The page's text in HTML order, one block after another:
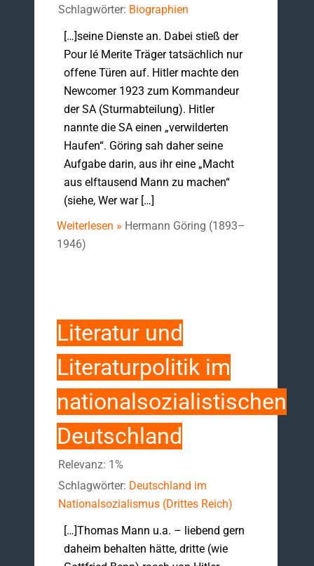
Schlagwörter: Biographien
[…]seine Dienste an. Dabei stieß der
Pour lé Merite Träger tatsächlich nur
offene Türen auf. Hitler machte den
Newcomer 1923 zum Kommandeur
der SA (Sturmabteilung). Hitler
nannte die SA einen „verwilderten
Haufen“. Göring sah daher seine
Aufgabe darin, aus ihr eine „Macht
aus elftausend Mann zu machen“
(siehe, Wer war […]
Weiterlesen » Hermann Göring (1893–
1946)
Literatur und
Literaturpolitik im
nationalsozialistischen
Deutschland
Relevanz: 1%
Schlagwörter: Deutschland im
Nationalsozialismus (Drittes Reich)
[…]Thomas Mann u.a. – liebend gern
daheim behalten hätte, dritte (wie